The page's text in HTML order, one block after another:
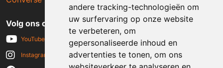
andere tracking-technologieën om
uw surfervaring op onze website
te verbeteren, om
gepersonaliseerde inhoud en
advertenties te tonen, om ons
Volg ons op social media
YouTube
Instagram